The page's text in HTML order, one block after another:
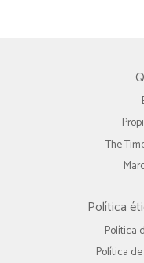
The
Política
Política
Política